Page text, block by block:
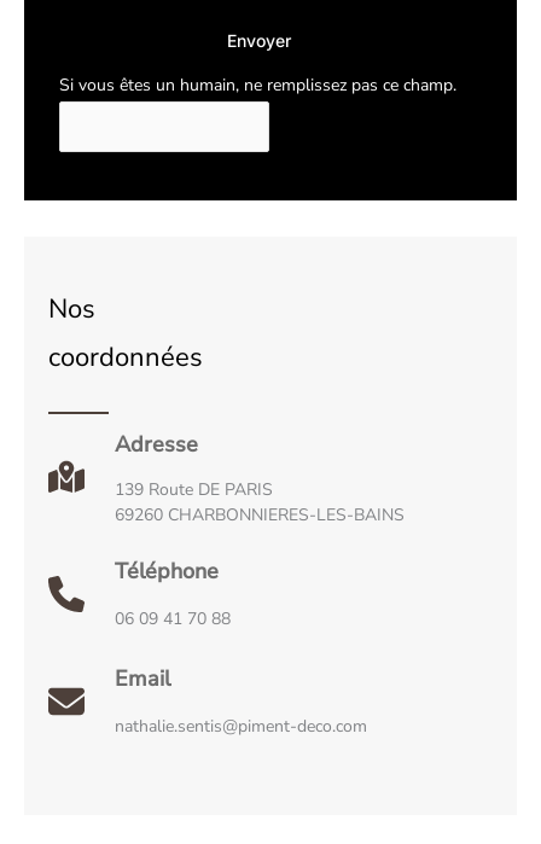
Envoyer
Si vous êtes un humain, ne remplissez pas ce champ.
Nos
coordonnées
Adresse
139 Route DE PARIS
69260 CHARBONNIERES-LES-BAINS
Téléphone
06 09 41 70 88
Email
nathalie.sentis@piment-deco.com